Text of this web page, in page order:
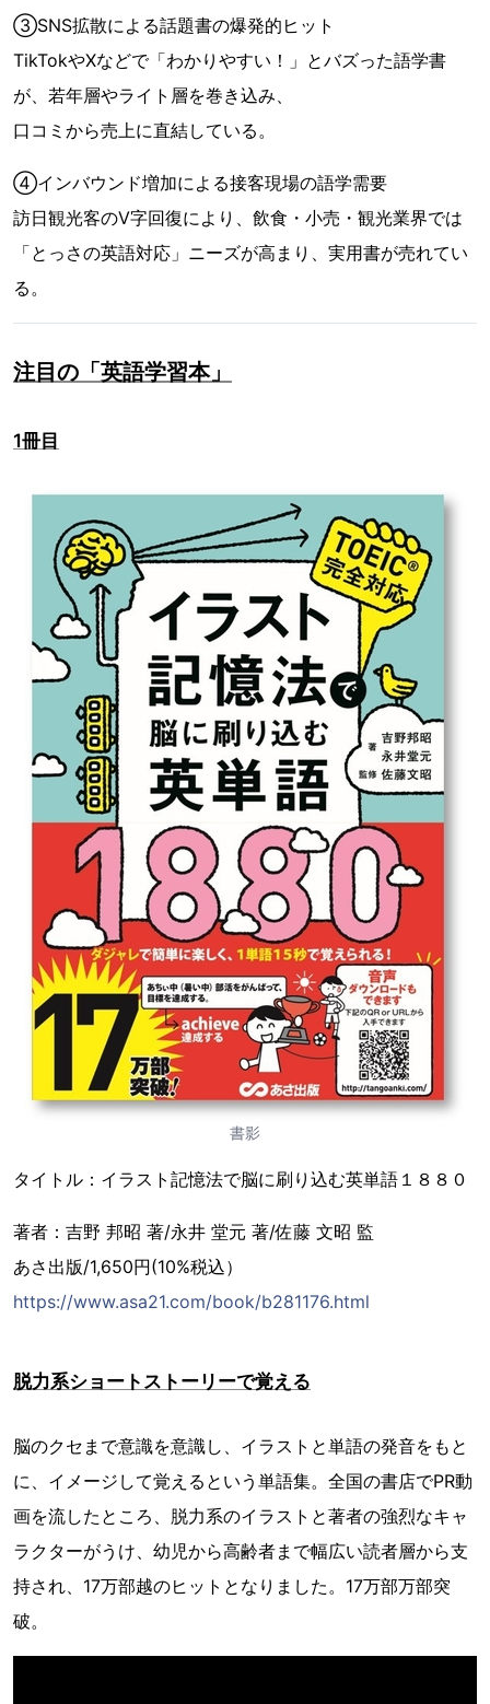
③SNS拡散による話題書の爆発的ヒット
TikTokやXなどで「わかりやすい！」とバズった語学書
が、若年層やライト層を巻き込み、
口コミから売上に直結している。
④インバウンド増加による接客現場の語学需要
訪日観光客のV字回復により、飲食・小売・観光業界では
「とっさの英語対応」ニーズが高まり、実用書が売れてい
る。
注目の「英語学習本」
1冊目
書影
タイトル：イラスト記憶法で脳に刷り込む英単語１８８０
著者：吉野 邦昭 著/永井 堂元 著/佐藤 文昭 監
あさ出版/1,650円(10%税込）
https://www.asa21.com/book/b281176.html
脱力系ショートストーリーで覚える
脳のクセまで意識を意識し、イラストと単語の発音をもと
に、イメージして覚えるという単語集。全国の書店でPR動
画を流したところ、脱力系のイラストと著者の強烈なキャ
ラクターがうけ、幼児から高齢者まで幅広い読者層から支
持され、17万部越のヒットとなりました。17万部万部突
破。